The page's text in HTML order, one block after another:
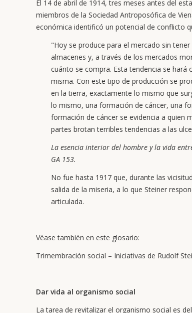
El 14 de abril de 1914, tres meses antes del
miembros de la Sociedad Antroposófica de
económica identificó un potencial de conflicto
"Hoy se produce para el mercado sin
almacenes y, a través de los mercados
cuánto se compra. Esta tendencia se
misma. Con este tipo de producción se
en la tierra, exactamente lo mismo que
lo mismo, una formación de cáncer, una
formación de cáncer se evidencia a quien
partes brotan terribles tendencias a las
La esencia interior del hombre y la vida
GA 153.
No fue hasta 1917 que, durante las
salida de la miseria, a lo que Steiner
articulada.
Véase también en este glosario:
Trimembración social – Iniciativas de Rudolf
Dar vida al organismo social
La tarea de revitalizar el organismo social es